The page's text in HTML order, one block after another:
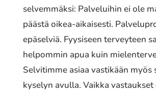
selvemmäksi: Palveluihin ei ole
päästä oikea-aikaisesti.
epäselviä. Fyysiseen terveyteen
helpommin apua kuin
Selvitimme asiaa vastikään myös
kyselyn avulla. Vaikka